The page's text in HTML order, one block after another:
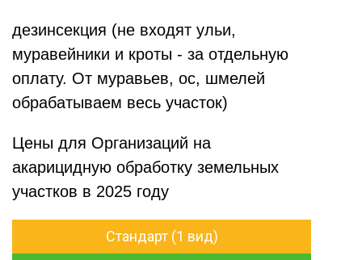
дезинсекция (не входят ульи,
муравейники и кроты - за отдельную
оплату. От муравьев, ос, шмелей
обрабатываем весь участок)
Цены для Организаций на
акарицидную обработку земельных
участков в 2025 году
Стандарт (1 вид)